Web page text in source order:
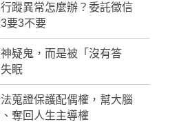
蹤異常怎麼辦？委託徵信
要3不要
疑鬼，而是被「沒有答
眠
蒐證保護配偶權，幫大腦
奪回人生主導權